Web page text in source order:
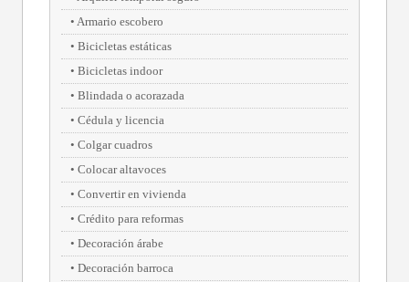
Armario escobero
Bicicletas estáticas
Bicicletas indoor
Blindada o acorazada
Cédula y licencia
Colgar cuadros
Colocar altavoces
Convertir en vivienda
Crédito para reformas
Decoración árabe
Decoración barroca